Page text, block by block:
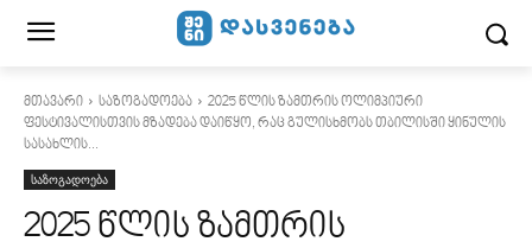
მთავარი საზოგადოება
2025 წლის ზამთრის ოლიმპიური
ფესტივალისთვის მზადება დაიწყო, რაც გულისხმობს თბილისში ყინულის
სასახლის...
საზოგადოება
2025 წლის ზამთრის